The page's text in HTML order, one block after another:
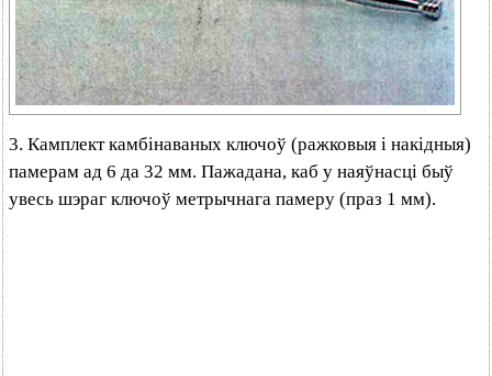
3. Камплект камбінаваных ключоў (ражковыя і накідныя)
памерам ад 6 да 32 мм. Пажадана, каб у наяўнасці быў
увесь шэраг ключоў метрычнага памеру (праз 1 мм).